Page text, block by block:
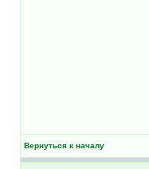
Вернуться к началу